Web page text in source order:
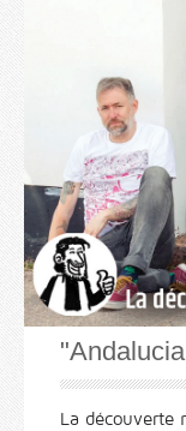
La découverte